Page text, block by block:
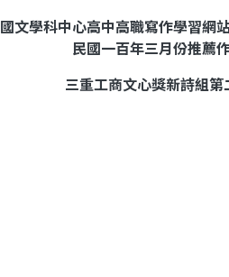
國文學科中心高中高職寫作學習網
民國一百年三月份推薦
三重工商文心獎新詩組第